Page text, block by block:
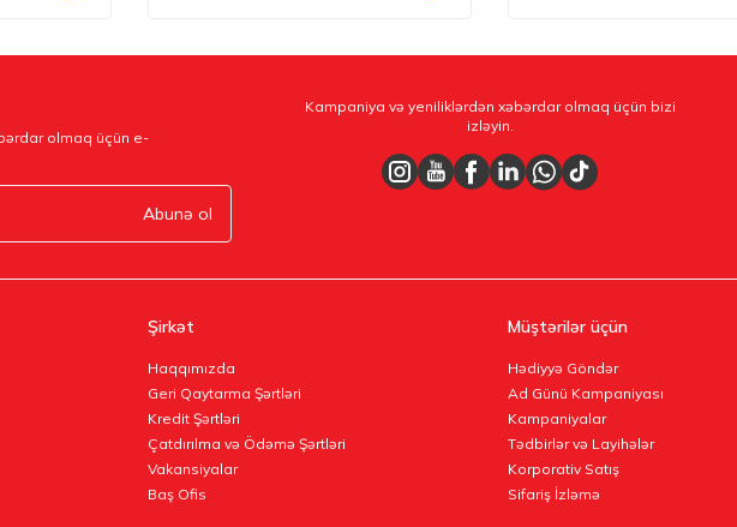
olmaq üçün e-
Abunə ol
Kampaniya və yeniliklərdən xəbərdar olmaq üçün bizi
izləyin.
Şirkət
Haqqımızda
Geri Qaytarma Şərtləri
Kredit Şərtləri
Çatdırılma və Ödəmə Şərtləri
Vakansiyalar
Baş Ofis
Müştərilər üçün
Hədiyyə Göndər
Ad Günü Kampaniyası
Kampaniyalar
Tədbirlər və Layihələr
Korporativ Satış
Sifariş İzləmə